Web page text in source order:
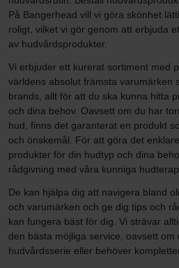
På Bangerhead vill vi göra skönhet
roligt, vilket vi gör genom att erbjuda
av hudvårdsprodukter.
Vi erbjuder ett kurerat sortiment med
världens absolut främsta varumärken
brands, allt för att du ska kunna hitta
och dina behov. Oavsett om du har
hud, finns det garanterat en produkt
och önskemål. För att göra det
produkter för din hudtyp och dina
rådgivning med våra kunniga
De kan hjälpa dig att navigera bland
och varumärken och ge dig tips och
kan fungera bäst för dig. Vi strävar
den bästa möjliga service, oavsett
hudvårdsserie eller behöver